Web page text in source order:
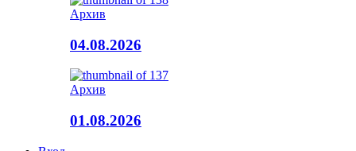
Архив
04.08.2026
Архив
01.08.2026